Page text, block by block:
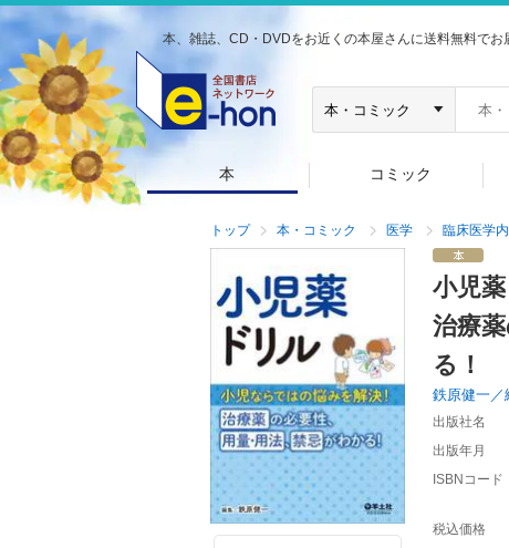
本、雑誌、CD・DVDをお近くの本屋さんに送料無料でお
本 コミック
トップ 本・コミック 医学 臨床医学
小児
治療
る！
鉄原健一／
出版社名
出版年月
ISBNコード
税込価格